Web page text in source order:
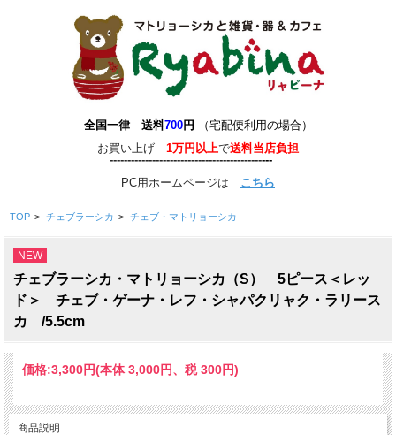
全国一律 送料700円
（宅配便利用の場合）
お買い上げ 1万円以上で送料当店負担
----------------------------------------------
PC用ホームページは こちら
TOP > チェブラーシカ > チェブ・マトリョーシカ
NEW
チェブラーシカ・マトリョーシカ（S） 5ピース＜レッ
ド＞ チェブ・ゲーナ・レフ・シャパクリャク・ラリース
カ /5.5cm
価格:3,300円(本体 3,000円、税 300円)
商品説明